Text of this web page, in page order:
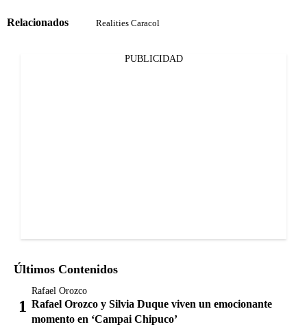
Relacionados Realities Caracol
PUBLICIDAD
Últimos Contenidos
Rafael Orozco
Rafael Orozco y Silvia Duque viven un emocionante
momento en ‘Campai Chipuco’